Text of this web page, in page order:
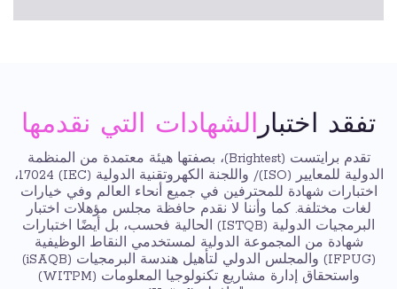
تفقد اختبار الشهادات التي نقدمها
تقدم برايتست (Brightest)، بصفتها هيئة معتمدة من المنظمة
الدولية للمعايير (ISO)/ واللجنة الكهروتقنية الدولية (IEC) 17024،
اختبارات شهادة للمحترفين في جميع أنحاء العالم وفي خيارات
لغات مختلفة. كما وأننا لا نقدم حافظة مجلس مؤهلات اختبار
البرمجيات الدولية (ISTQB) الحالية فحسب، بل أيضًا اختبارات
شهادة من المجموعة الدولية لمستخدمي النقاط الوظيفية
(IFPUG) والمجلس الدولي لتأهيل هندسة البرمجيات (iSAQB)
واستحقاق إدارة مشاريع تكنولوجيا المعلومات (WITPM)